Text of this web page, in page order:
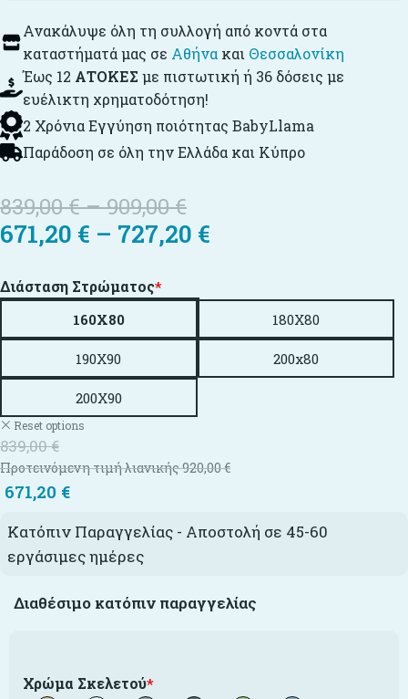
Ανακάλυψε όλη τη συλλογή από κοντά στα
καταστήματά μας σε Αθήνα και Θεσσαλονίκη
Έως 12 ΑΤΟΚΕΣ με πιστωτική ή 36 δόσεις με
ευέλικτη χρηματοδότηση!
2 Χρόνια Εγγύηση ποιότητας BabyLlama
Παράδοση σε όλη την Ελλάδα και Κύπρο
839,00€–909,00€
671,20 € – 727,20 €
*
Διάσταση Στρώματος
160X80 180X80
190X90 200x80
200X90
Reset options
839,00€
Προτεινόμενη τιμή λιανικής920,00€
671,20 €
Κατόπιν Παραγγελίας - Αποστολή σε 45-60
εργάσιμες ημέρες
Διαθέσιμο κατόπιν παραγγελίας
*
Χρώμα Σκελετού